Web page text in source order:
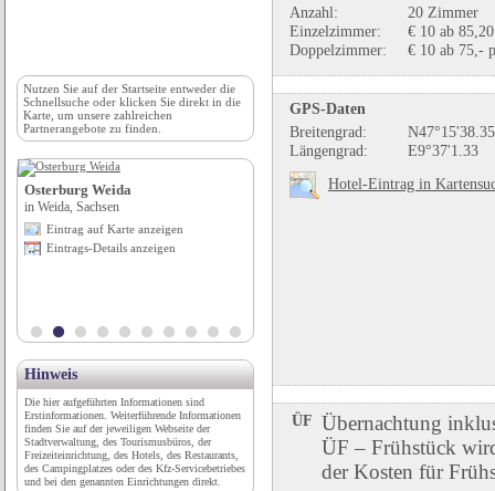
Anzahl:
20 Zimmer
Einzelzimmer:
€ 10 ab 85,20
Doppelzimmer:
€ 10 ab 75,-
GPS-Daten
Breitengrad:
N47°15'38.35
Längengrad:
E9°37'1.33
Hotel-Eintrag in
ÜF Übernachtung
ÜF – Frühstück
der Kosten für
Nutzen Sie auf der Startseite entweder die
Schnellsuche oder klicken Sie direkt in die
Karte, um unsere zahlreichen
Partnerangebote zu finden.
Osterburg Weida
in Weida, Sachsen
Eintrag auf Karte anzeigen
Eintrags-Details anzeigen
Stadt Kraichtal
Hinweis
Die hier aufgeführten Informationen sind
Erstinformationen. Weiterführende Informationen
finden Sie auf der jeweiligen Webseite der
Stadtverwaltung, des Tourismusbüros, der
Freizeiteinrichtung, des Hotels, des Restaurants,
des Campingplatzes oder des Kfz-Servicebetriebes
und bei den genannten Einrichtungen direkt.